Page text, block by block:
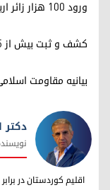
ورود ۱۰۰ هزار زائر اربعین به اقلیم کوردستان
کشف و ثبت بیش از ۲۵ هزار سلاح در عراق
بیانیه مقاومت
دکتر ابراهیم خالد
دکتر
اقلیم کوردستان در